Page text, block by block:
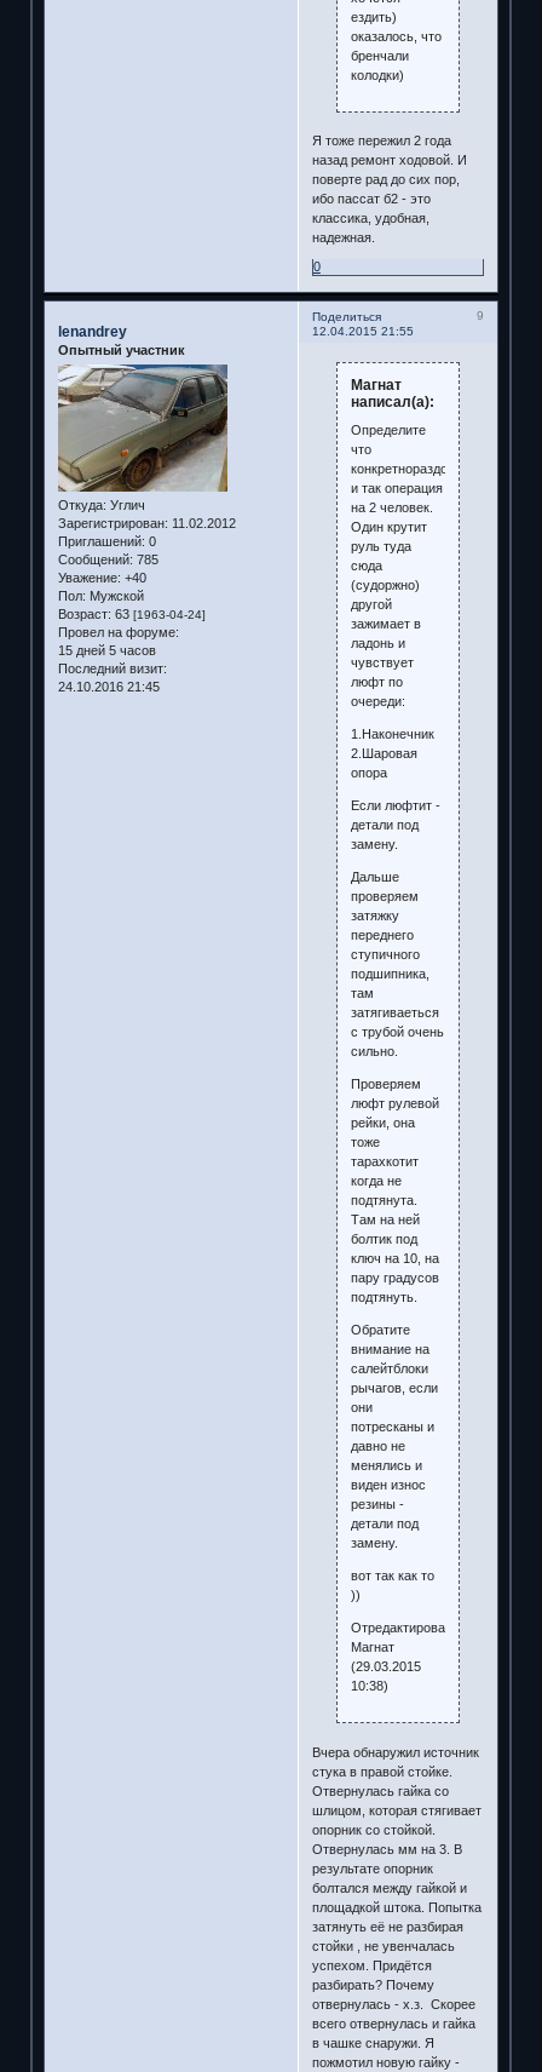
ездить)
оказалось, что
бренчали
колодки)
Я тоже пережил 2 года
назад ремонт ходовой. И
поверте рад до сих пор,
ибо пассат б2 - это
классика, удобная,
надежная.
0
Поделиться
9
12.04.2015 21:55
lenandrey
Опытный участник
Откуда: Углич
Зарегистрирован: 11.02.2012
Приглашений: 0
Сообщений: 785
Уважение: +40
Пол: Мужской
Возраст: 63 [1963-04-24]
Провел на форуме:
15 дней 5 часов
Последний визит:
24.10.2016 21:45
Магнат
написал(а):
Определите
что
конкретнораздолбалось
и так операция
на 2 человек.
Один крутит
руль туда
сюда
(судоржно)
другой
зажимает в
ладонь и
чувствует
люфт по
очереди:
1.Наконечник
2.Шаровая
опора
Если люфтит -
детали под
замену.
Дальше
проверяем
затяжку
переднего
ступичного
подшипника,
там
затягиваеться
с трубой очень
сильно.
Проверяем
люфт рулевой
рейки, она
тоже
тарахкотит
когда не
подтянута.
Там на ней
болтик под
ключ на 10, на
пару градусов
подтянуть.
Обратите
внимание на
салейтблоки
рычагов, если
они
потресканы и
давно не
менялись и
виден износ
резины -
детали под
замену.
вот так как то
))
Отредактировано
Магнат
(29.03.2015
10:38)
Вчера обнаружил источник
стука в правой стойке.
Отвернулась гайка со
шлицом, которая стягивает
опорник со стойкой.
Отвернулась мм на 3. В
результате опорник
болтался между гайкой и
площадкой штока. Попытка
затянуть её не разбирая
стойки , не увенчалась
успехом. Придётся
разбирать? Почему
отвернулась - х.з. Скорее
всего отвернулась и гайка
в чашке снаружи. Я
пожмотил новую гайку -